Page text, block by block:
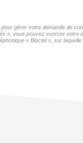
gérer votre demande de
», vous pouvez exercer
« Bloctel », sur